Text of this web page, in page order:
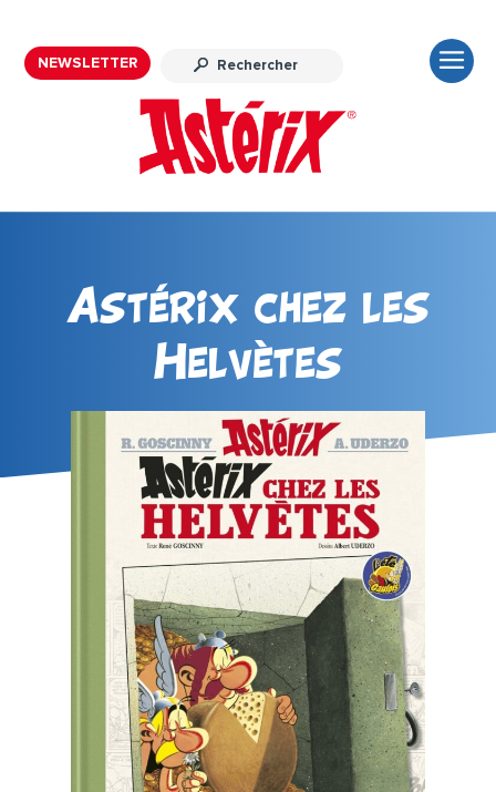
NEWSLETTER
Astérix chez les
Helvètes